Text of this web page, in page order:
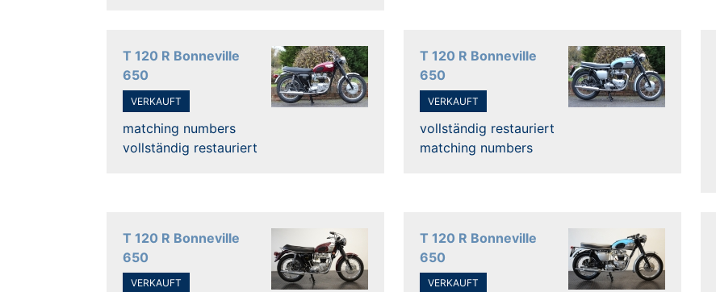
T 120 R Bonneville
650
VERKAUFT
matching numbers
vollständig restauriert
T 120 R Bonneville
650
VERKAUFT
vollständig restauriert
matching numbers
T 120 R Bonneville
650
VERKAUFT
T 120 R Bonneville
650
VERKAUFT